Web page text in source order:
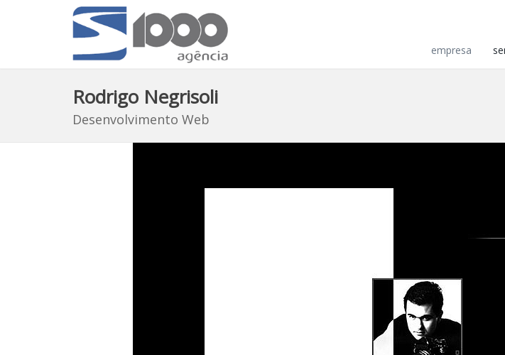
empresa
Rodrigo Negrisoli
Desenvolvimento Web